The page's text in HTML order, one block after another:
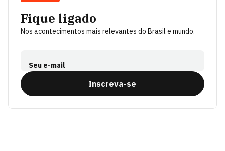
Fique ligado
Nos acontecimentos mais relevantes do Brasil e mundo.
Seu e-mail
Inscreva-se